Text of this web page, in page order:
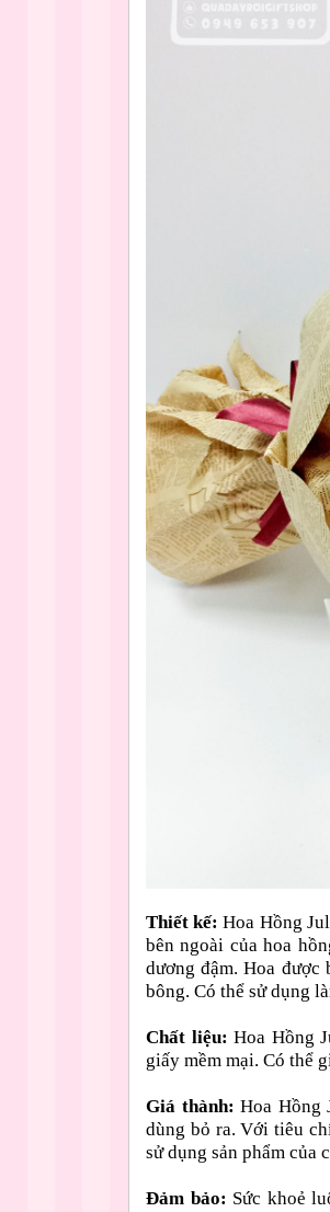
Thiết kế:Hoa Hồng
bên ngoài của hoa
dương đậm. Hoa
bông. Có thể sử dụng
Chất liệu: Hoa Hồng
giấy mềm mại. Có thể
Giá thành:Hoa Hồng
dùng bỏ ra. Với tiêu
sử dụng sản phẩm của
Đảm bảo: Sức khoẻ